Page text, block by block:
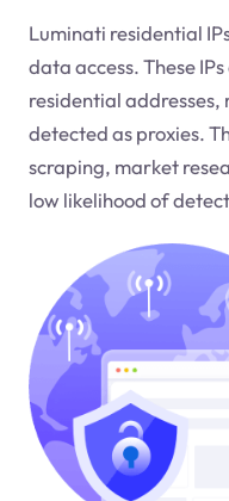
Luminati residential
data access. These
residential addresses,
detected as proxies.
scraping, market
low likelihood of